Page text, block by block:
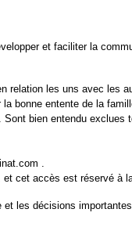
et faciliter la
relation les uns avec les
bonne entente de la
bien entendu exclues
.
cet accès est réservé à
les décisions